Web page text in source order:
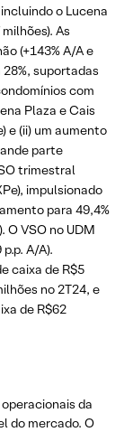
o Lucena
As
(+143% A/A e
suportadas
com
Plaza e Cais
e (ii) um aumento
parte
trimestral
impulsionado
para 49,4%
O VSO no UDM
A/A).
caixa de R$5
no 2T24, e
de R$62
da
do mercado. O